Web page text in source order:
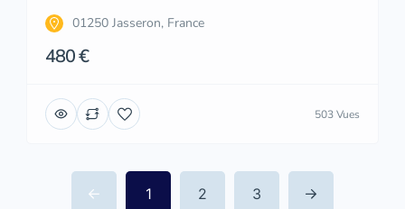
01250 Jasseron, France
480 €
503 Vues
1 2 3